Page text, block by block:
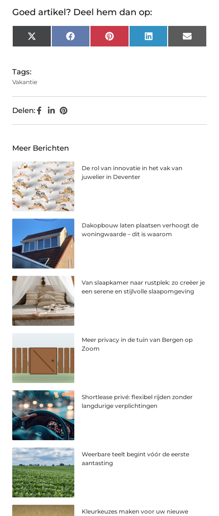
Goed artikel? Deel hem dan op:
X
(Twitter)
FacebookPinterest LinkedIn Email
Tags:
Vakantie
Delen:
Meer Berichten
De rol van innovatie in het vak van
juwelier in Deventer
Dakopbouw laten plaatsen verhoogt de
woningwaarde – dit is waarom
Van slaapkamer naar rustplek: zo creëer je
een serene en stijlvolle slaapomgeving
Meer privacy in de tuin van Bergen op
Zoom
Shortlease privé: flexibel rijden zonder
langdurige verplichtingen
Weerbare teelt begint vóór de eerste
aantasting
Kleurkeuzes maken voor uw nieuwe